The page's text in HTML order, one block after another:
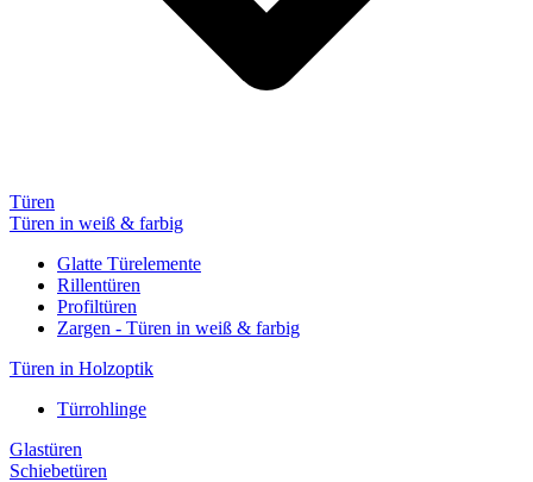
Türen
Türen in weiß & farbig
Glatte Türelemente
Rillentüren
Profiltüren
Zargen - Türen in weiß & farbig
Türen in Holzoptik
Türrohlinge
Glastüren
Schiebetüren